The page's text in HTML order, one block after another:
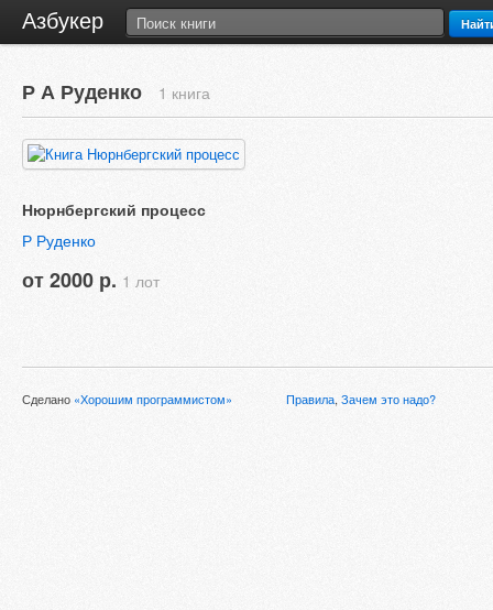
Азбукер
Р А Руденко 1 книга
Нюрнбергский процесс
Р Руденко
от 2000 р. 1 лот
Сделано «Хорошим программистом» Правила, Зачем это надо?